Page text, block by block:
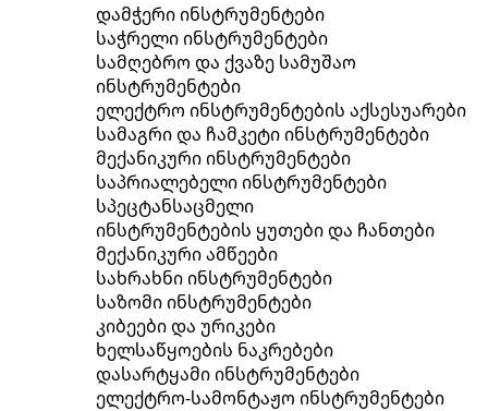
დამჭერი ინსტრუმენტები
საჭრელი ინსტრუმენტები
სამღებრო და ქვაზე სამუშაო
ინსტრუმენტები
ელექტრო ინსტრუმენტების აქსესუარები
სამაგრი და ჩამკეტი ინსტრუმენტები
მექანიკური ინსტრუმენტები
საპრიალებელი ინსტრუმენტები
სპეცტანსაცმელი
ინსტრუმენტების ყუთები და ჩანთები
მექანიკური ამწეები
სახრახნი ინსტრუმენტები
საზომი ინსტრუმენტები
კიბეები და ურიკები
ხელსაწყოების ნაკრებები
დასარტყამი ინსტრუმენტები
ელექტრო-სამონტაჟო ინსტრუმენტები